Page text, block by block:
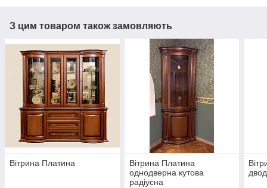
З цим товаром також замовляють
Вітрина Платина
Вітрина Платина
однодверна кутова
радіусна